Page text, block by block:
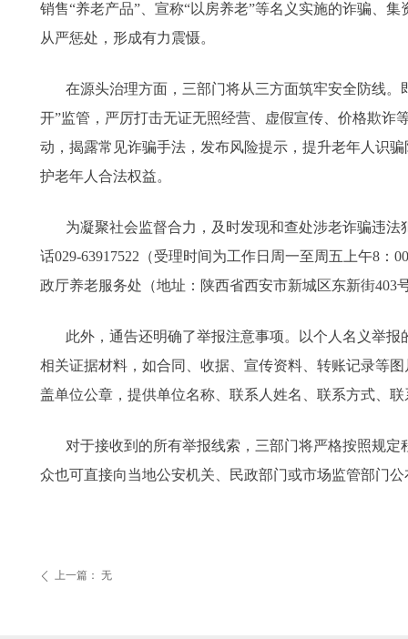
销售“养老产品”、宣称“以房养老”等名义实施的诈骗、
从严惩处，形成有力震慑。
在源头治理方面，三部门将从三方面筑牢安全防线
开”监管，严厉打击无证无照经营、虚假宣传、价格欺诈
动，揭露常见诈骗手法，发布风险提示，提升老年人识
护老年人合法权益。
为凝聚社会监督合力，及时发现和查处涉老诈骗违
话029-63917522（受理时间为工作日周一至周五上午8：
政厅养老服务处（地址：陕西省西安市新城区东新街403
此外，通告还明确了举报注意事项。以个人名义举
相关证据材料，如合同、收据、宣传资料、转账记录等
盖单位公章，提供单位名称、联系人姓名、联系方式、
对于接收到的所有举报线索，三部门将严格按照规
众也可直接向当地公安机关、民政部门或市场监管部门
ꄴ 上一篇： 无